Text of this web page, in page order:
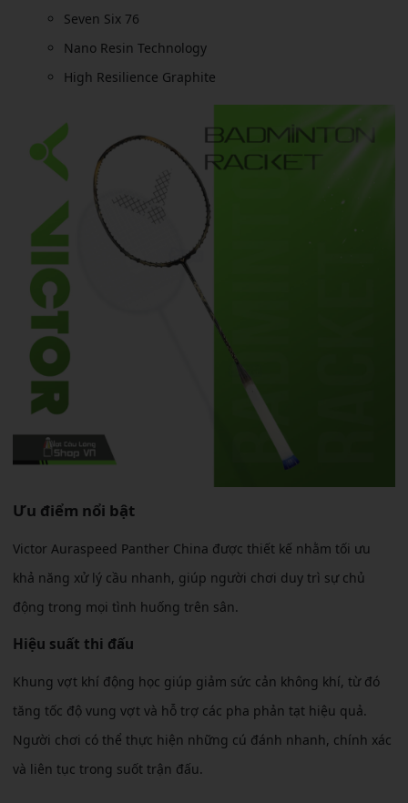
Seven Six 76
Nano Resin Technology
High Resilience Graphite
Ưu điểm nổi bật
Victor Auraspeed Panther China được thiết kế nhằm tối ưu
khả năng xử lý cầu nhanh, giúp người chơi duy trì sự chủ
động trong mọi tình huống trên sân.
Hiệu suất thi đấu
Khung vợt khí động học giúp giảm sức cản không khí, từ đó
tăng tốc độ vung vợt và hỗ trợ các pha phản tạt hiệu quả.
Người chơi có thể thực hiện những cú đánh nhanh, chính xác
và liên tục trong suốt trận đấu.